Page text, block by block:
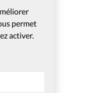
permet
activer.
une prière